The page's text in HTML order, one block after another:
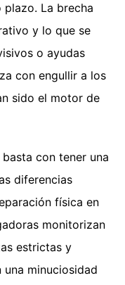
La brecha
y lo que se
o ayudas
con engullir a los
sido el motor de
con tener una
diferencias
física en
monitorizan
estrictas y
minuciosidad